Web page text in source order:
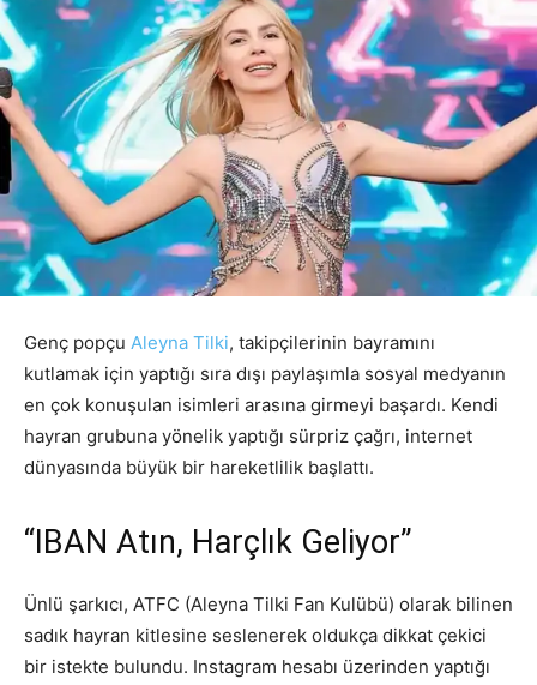
Genç popçu Aleyna Tilki, takipçilerinin bayramını
kutlamak için yaptığı sıra dışı paylaşımla sosyal medyanın
en çok konuşulan isimleri arasına girmeyi başardı. Kendi
hayran grubuna yönelik yaptığı sürpriz çağrı, internet
dünyasında büyük bir hareketlilik başlattı.
“IBAN Atın, Harçlık Geliyor”
Ünlü şarkıcı, ATFC (Aleyna Tilki Fan Kulübü) olarak bilinen
sadık hayran kitlesine seslenerek oldukça dikkat çekici
bir istekte bulundu. Instagram hesabı üzerinden yaptığı